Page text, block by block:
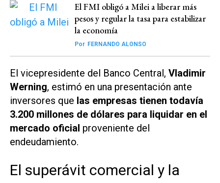
El FMI obligó a Milei a liberar más
pesos y regular la tasa para estabilizar
la economía
Por FERNANDO ALONSO
El vicepresidente del Banco Central, Vladimir
Werning, estimó en una presentación ante
inversores que las empresas tienen todavía
3.200 millones de dólares para liquidar en el
mercado oficial proveniente del
endeudamiento.
El superávit comercial y la